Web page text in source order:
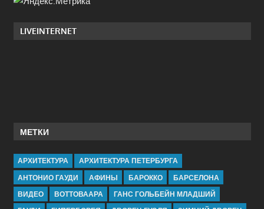
LIVEINTERNET
МЕТКИ
АРХИТЕКТУРА
АРХИТЕКТУРА ПЕТЕРБУРГА
АНТОНИО ГАУДИ
АФИНЫ БАРОККО
БАРСЕЛОНА
ВИДЕО
ВОТТОВААРА
ГАНС ГОЛЬБЕЙН МЛАДШИЙ